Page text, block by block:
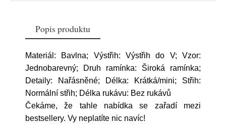
Popis produktu
Materiál: Bavlna; Výstřih: Výstřih do V; Vzor:
Jednobarevný; Druh ramínka: Široká ramínka;
Detaily: Nařásněné; Délka: Krátká/mini; Střih:
Normální střih; Délka rukávu: Bez rukávů
Čekáme, že tahle nabídka se zařadí mezi
bestsellery. Vy neplatíte nic navíc!